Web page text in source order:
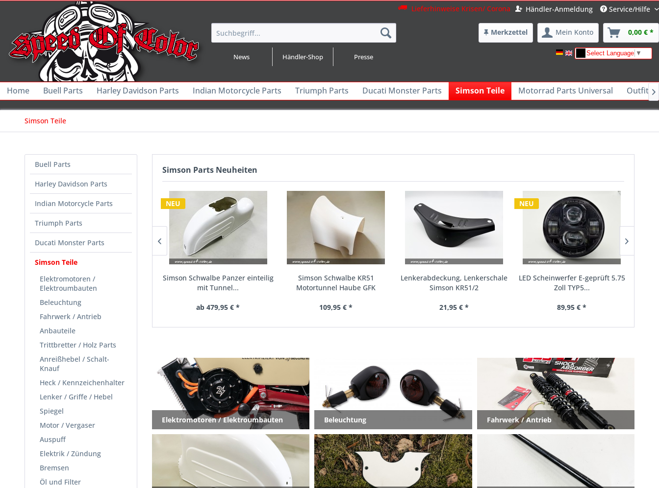
Lieferhinweise Krisen/ Corona Händler-Anmeldung Service/Hilfe
News Händler-Shop Presse
Merkzettel Mein Konto 0,00 € *
Select Language ▼
Home Buell Parts Harley Davidson Parts Indian Motorcycle Parts Triumph Parts Ducati Monster Parts Simson Teile Motorrad Parts Universal Outfits -

Simson Teile
Buell Parts
Harley Davidson Parts
Indian Motorcycle Parts
Triumph Parts
Ducati Monster Parts
Simson Teile
Elektromotoren /
Elektroumbauten
Beleuchtung
Fahrwerk / Antrieb
Anbauteile
Trittbretter / Holz Parts
Anreißhebel / Schalt-
Knauf
Heck / Kennzeichenhalter
Lenker / Griffe / Hebel
Spiegel
Motor / Vergaser
Auspuff
Elektrik / Zündung
Bremsen
Öl und Filter
Simson Parts Neuheiten
NEU
Simson KR51 Schwalbe Panzer,
Haubenteil Metall
NEU
Simson Schwalbe Panzer einteilig
mit Tunnel...
ab 479,95 € *
Simson Schwalbe KR51
Motortunnel Haube GFK
109,95 € *
Lenkerabdeckung, Lenkerschale
Simson KR51/2
21,95 € *
NEU
LED Scheinwerfer E-geprüft 5.75
Zoll TYP5...
89,95 € *
Fahrwerk / Antrieb
Elektromotoren / Elektroumbauten Beleuchtung